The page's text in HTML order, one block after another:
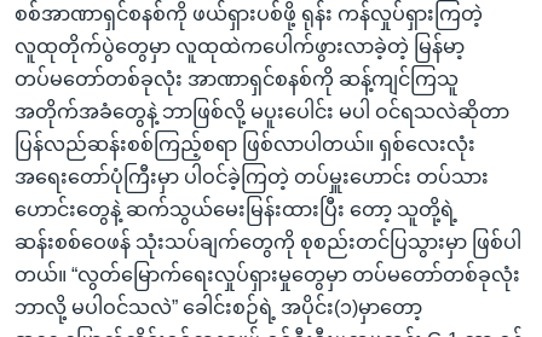
စစ်အာဏာရှင်စနစ်ကို ဖယ်ရှားပစ်ဖို့ ရုန်း ကန်လှုပ်ရှားကြတဲ့
လူထုတိုက်ပွဲတွေမှာ လူထုထဲကပေါက်ဖွားလာခဲ့တဲ့ မြန်မာ့
တပ်မတော်တစ်ခုလုံး အာဏာရှင်စနစ်ကို ဆန့်ကျင်ကြသူ
အတိုက်အခံတွေနဲ့ ဘာဖြစ်လို့ မပူးပေါင်း မပါ ဝင်ရသလဲဆိုတာ
ပြန်လည်ဆန်းစစ်ကြည့်စရာ ဖြစ်လာပါတယ်။ ရှစ်လေးလုံး
အရေးတော်ပုံကြီးမှာ ပါဝင်ခဲ့ကြတဲ့ တပ်မှူးဟောင်း တပ်သား
ဟောင်းတွေနဲ့ ဆက်သွယ်မေးမြန်းထားပြီး တော့ သူတို့ရဲ့
ဆန်းစစ်ဝေဖန် သုံးသပ်ချက်တွေကို စုစည်းတင်ပြသွားမှာ ဖြစ်ပါ
တယ်။ “လွတ်မြောက်ရေးလှုပ်ရှားမှုတွေမှာ တပ်မတော်တစ်ခုလုံး
ဘာလို့ မပါဝင်သလဲ” ခေါင်းစဉ်ရဲ့ အပိုင်း(၁)မှာတော့